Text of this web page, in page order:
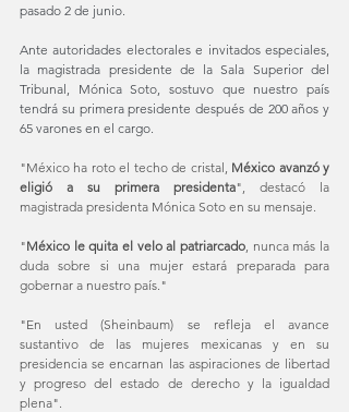
pasado 2 de junio.
Ante autoridades electorales e invitados especiales,
la magistrada presidente de la Sala Superior del
Tribunal, Mónica Soto, sostuvo que nuestro país
tendrá su primera presidente después de 200 años y
65 varones en el cargo.
"México ha roto el techo de cristal, México avanzó y
eligió a su primera presidenta", destacó la
magistrada presidenta Mónica Soto en su mensaje.
"México le quita el velo al patriarcado , nunca más la
duda sobre si una mujer estará preparada para
gobernar a nuestro país."
"En usted (Sheinbaum) se refleja el avance
sustantivo de las mujeres mexicanas y en su
presidencia se encarnan las aspiraciones de libertad
y progreso del estado de derecho y la igualdad
plena".